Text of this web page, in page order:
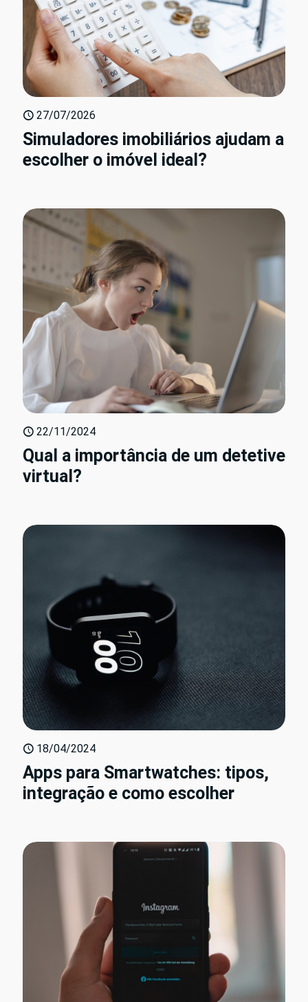
27/07/2026
Simuladores imobiliários ajudam a
escolher o imóvel ideal?
22/11/2024
Qual a importância de um detetive
virtual?
18/04/2024
Apps para Smartwatches: tipos,
integração e como escolher